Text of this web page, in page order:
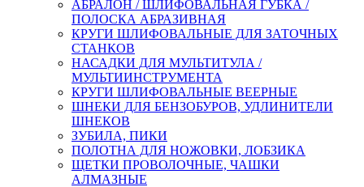
АБРАЛОН / ШЛИФОВАЛЬНАЯ ГУБКА /
ПОЛОСКА АБРАЗИВНАЯ
КРУГИ ШЛИФОВАЛЬНЫЕ ДЛЯ ЗАТОЧНЫХ
СТАНКОВ
НАСАДКИ ДЛЯ МУЛЬТИТУЛА /
МУЛЬТИИНСТРУМЕНТА
КРУГИ ШЛИФОВАЛЬНЫЕ ВЕЕРНЫЕ
ШНЕКИ ДЛЯ БЕНЗОБУРОВ, УДЛИНИТЕЛИ
ШНЕКОВ
ЗУБИЛА, ПИКИ
ПОЛОТНА ДЛЯ НОЖОВКИ, ЛОБЗИКА
ЩЕТКИ ПРОВОЛОЧНЫЕ, ЧАШКИ
АЛМАЗНЫЕ